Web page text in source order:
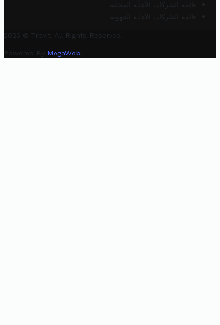
قائمة الشركات الأهلية المحلية
قائمة الشركات الأهلية الجهوية
2025 © Trovit. All Rights Reserved.
Powered By MegaWeb